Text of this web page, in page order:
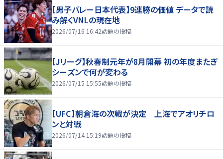
【男子バレー日本代表】9連勝の価値 データで読
み解くVNLの現在地
2026/07/16 16:42話題の投稿
【Jリーグ】秋春制元年が8月開幕 初の年度またぎ
シーズンで何が変わる
2026/07/15 15:55話題の投稿
【UFC】朝倉海の次戦が決定 上海でアオリチロ
ンと対戦
2026/07/14 15:19話題の投稿